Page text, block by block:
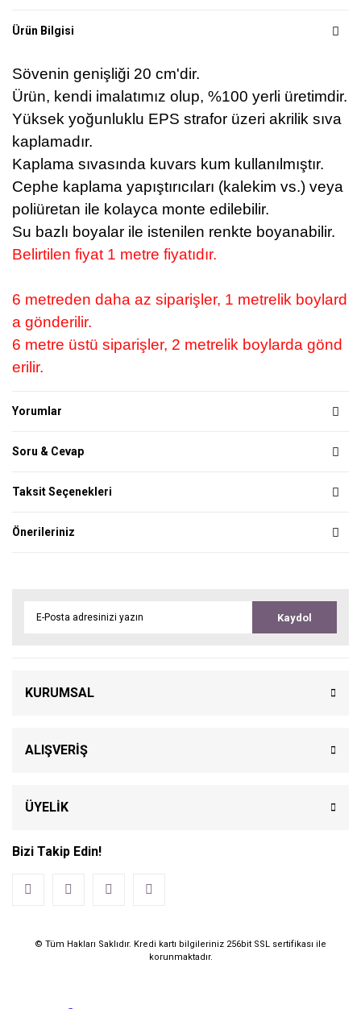
Ürün Bilgisi
Sövenin genişliği 20 cm'dir.
Ürün, kendi imalatımız olup, %100 yerli üretimdir.
Yüksek yoğunluklu EPS strafor üzeri akrilik sıva
kaplamadır.
Kaplama sıvasında kuvars kum kullanılmıştır.
Cephe kaplama yapıştırıcıları (kalekim vs.) veya
poliüretan ile kolayca monte edilebilir.
Su bazlı boyalar ile istenilen renkte boyanabilir.
Belirtilen fiyat 1 metre fiyatıdır.
6 metreden daha az siparişler, 1 metrelik boylard
a gönderilir.
6 metre üstü siparişler, 2 metrelik boylarda gönd
erilir.
Yorumlar
Soru & Cevap
Taksit Seçenekleri
Önerileriniz
Kaydol
KURUMSAL
ALIŞVERİŞ
ÜYELİK
Bizi Takip Edin!
© Tüm Hakları Saklıdır. Kredi kartı bilgileriniz 256bit SSL sertifikası ile
korunmaktadır.